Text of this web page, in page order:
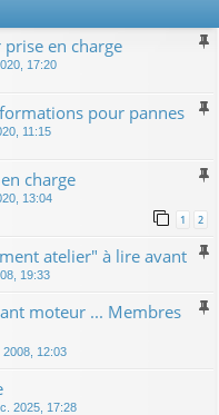
en charge
17:20
pour pannes
11:15
charge
13:04
1 2
atelier" à lire avant
19:33
moteur ... Membres
12:03
2025, 17:28